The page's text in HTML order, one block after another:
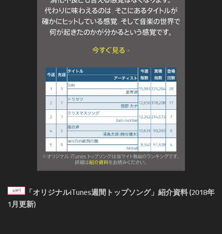
「オリジナルiTunes週間トップソング」紹介資料 (2018年
1月更新)